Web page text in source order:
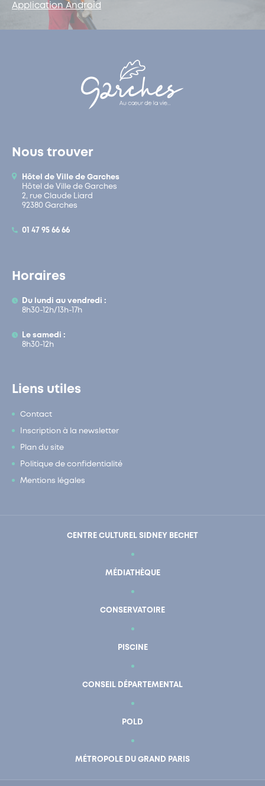
Application Android
Nous trouver
Hôtel de Ville de Garches
Hôtel de Ville de Garches
2, rue Claude Liard
92380 Garches
01 47 95 66 66
Horaires
Du lundi au vendredi :
8h30-12h/13h-17h
Le samedi :
8h30-12h
Liens utiles
Contact
Inscription à la newsletter
Plan du site
Politique de confidentialité
Mentions légales
CENTRE CULTUREL SIDNEY BECHET
MÉDIATHÈQUE
CONSERVATOIRE
PISCINE
CONSEIL DÉPARTEMENTAL
POLD
MÉTROPOLE DU GRAND PARIS
En un clic Mon compte